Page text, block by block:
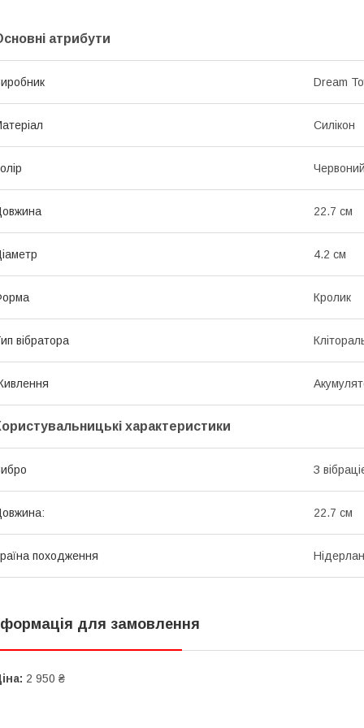
атрибути
Dream
Силікон
Червоний
22.7 см
4.2 см
Кролик
вібратора
характеристики
З
22.7 см
походження
для замовлення
2 950 ₴